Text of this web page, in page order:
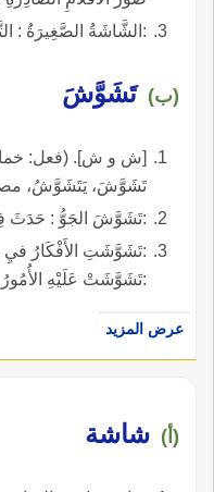
:الشَّاشَةُ الصَّغِيرَةُ :
(ب) تَشَوَّشَ
[ش و ش]. (فعل:
تَشَوَّشَ، يَتَشَوَّشُ،
:تَشَوَّشَ الجَوُّ : حَدَثَ
:تَشَوَّشَتِ الأَفْكَارُ فيِ
:تَشَوَّشَتْ عَلَيْهِ
عرض المزيد
(أ) شاشة